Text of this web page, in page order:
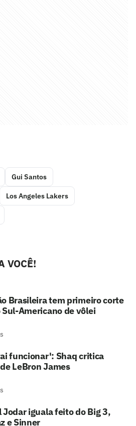
Gui Santos
Los Angeles Lakers
VOCÊ!
Brasileira tem primeiro corte
Sul-Americano de vôlei
funcionar': Shaq critica
LeBron James
Jodar iguala feito do Big 3,
e Sinner